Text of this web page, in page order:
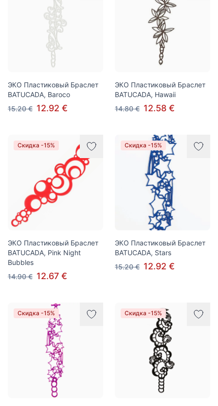
ЭКО Пластиковый Браслет
BATUCADA, Baroco
15.20 € 12.92 €
ЭКО Пластиковый Браслет
BATUCADA, Hawaii
14.80 € 12.58 €
Скидка -15%
ЭКО Пластиковый Браслет
BATUCADA, Pink Night
Bubbles
14.90 € 12.67 €
Скидка -15%
ЭКО Пластиковый Браслет
BATUCADA, Stars
15.20 € 12.92 €
Скидка -15% Скидка -15%